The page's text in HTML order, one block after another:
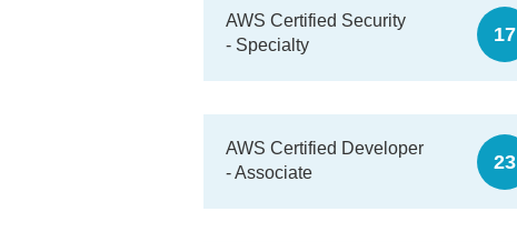
AWS Certified Security
- Specialty
17
AWS Certified Developer
- Associate
23